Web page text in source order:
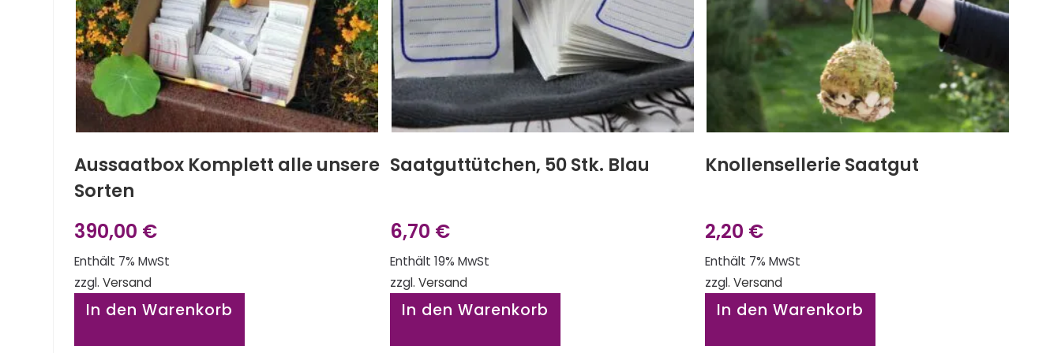
Aussaatbox Komplett alle unsere
Sorten
390,00 €
Enthält 7% MwSt
zzgl.Versand
In den Warenkorb
Saatguttütchen, 50 Stk. Blau
6,70 €
Enthält 19% MwSt
zzgl. Versand
In den Warenkorb
Knollensellerie Saatgut
2,20 €
Enthält 7% MwSt
zzgl.Versand
In den Warenkorb